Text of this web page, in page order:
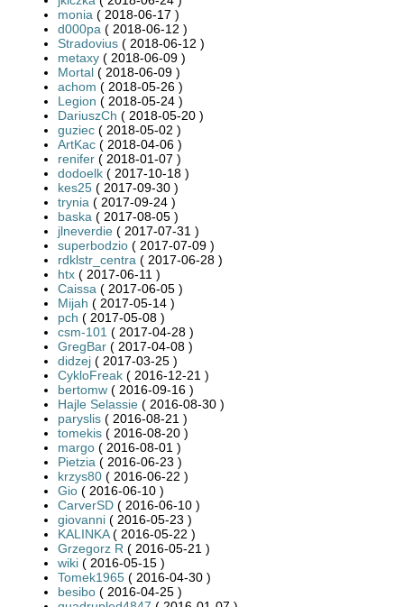
monia ( 2018-06-17 )
d000pa ( 2018-06-12 )
Stradovius ( 2018-06-12 )
metaxy ( 2018-06-09 )
Mortal ( 2018-06-09 )
achom ( 2018-05-26 )
Legion ( 2018-05-24 )
DariuszCh ( 2018-05-20 )
guziec ( 2018-05-02 )
ArtKac ( 2018-04-06 )
renifer ( 2018-01-07 )
dodoelk ( 2017-10-18 )
kes25 ( 2017-09-30 )
trynia ( 2017-09-24 )
baska ( 2017-08-05 )
jlneverdie ( 2017-07-31 )
superbodzio ( 2017-07-09 )
rdklstr_centra ( 2017-06-28 )
htx ( 2017-06-11 )
Caissa ( 2017-06-05 )
Mijah ( 2017-05-14 )
pch ( 2017-05-08 )
csm-101 ( 2017-04-28 )
GregBar ( 2017-04-08 )
didzej ( 2017-03-25 )
CykloFreak ( 2016-12-21 )
bertomw ( 2016-09-16 )
Hajle Selassie ( 2016-08-30 )
paryslis ( 2016-08-21 )
tomekis ( 2016-08-20 )
margo ( 2016-08-01 )
Pietzia ( 2016-06-23 )
krzys80 ( 2016-06-22 )
Gio ( 2016-06-10 )
CarverSD ( 2016-06-10 )
giovanni ( 2016-05-23 )
KALINKA( 2016-05-22 )
Grzegorz R ( 2016-05-21 )
wiki ( 2016-05-15 )
Tomek1965 ( 2016-04-30 )
besibo ( 2016-04-25 )